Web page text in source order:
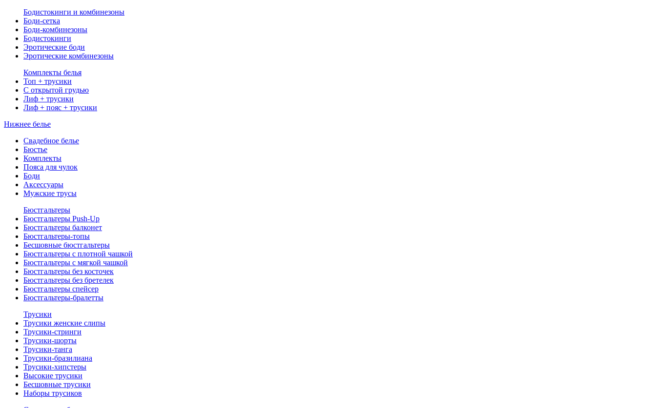
Бодистокинги и комбинезоны
Боди-сетка
Боди-комбинезоны
Бодистокинги
Эротические боди
Эротические комбинезоны
Комплекты белья
Топ + трусики
С открытой грудью
Лиф + трусики
Лиф + пояс + трусики
Нижнее белье
Свадебное белье
Бюстье
Комплекты
Пояса для чулок
Боди
Аксессуары
Мужские трусы
Бюстгальтеры
Бюстгальтеры Push-Up
Бюстгальтеры балконет
Бюстгальтеры-топы
Бесшовные бюстгальтеры
Бюстгальтеры с плотной чашкой
Бюстгальтеры с мягкой чашкой
Бюстгальтеры без косточек
Бюстгальтеры без бретелек
Бюстгальтеры спейсер
Бюстгальтеры-бралетты
Трусики
Трусики женские слипы
Трусики-стринги
Трусики-шорты
Трусики-танга
Трусики-бразилиана
Трусики-хипстеры
Высокие трусики
Бесшовные трусики
Наборы трусиков